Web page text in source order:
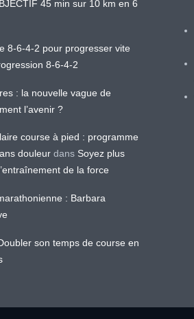
45 min sur 10 km en 6
8-6-4-2 pour progresser vite
8-6-4-2
: la nouvelle vague de
l’avenir ?
course à pied : programme
douleur dans Soyez plus
de la force
: Barbara
son temps de course en